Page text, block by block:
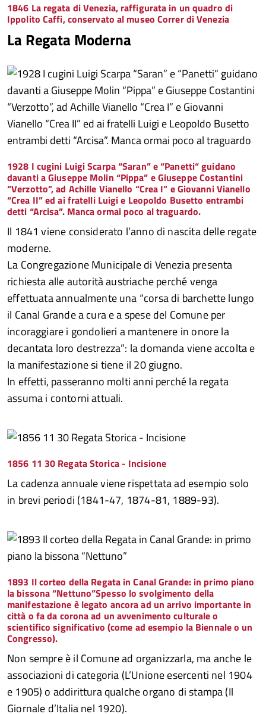
1846 La regata di Venezia, raffigurata in un quadro di
Ippolito Caffi, conservato al museo Correr di Venezia
La Regata Moderna
1928 I cugini Luigi Scarpa “Saran” e “Panetti“ guidano
davanti a Giuseppe Molin “Pippa” e Giuseppe Costantini
“Verzotto”, ad Achille Vianello “Crea I” e Giovanni Vianello
“Crea II” ed ai fratelli Luigi e Leopoldo Busetto entrambi
detti “Arcisa”. Manca ormai poco al traguardo.
Il 1841 viene considerato l’anno di nascita delle regate
moderne.
La Congregazione Municipale di Venezia presenta
richiesta alle autorità austriache perché venga
effettuata annualmente una “corsa di barchette lungo
il Canal Grande a cura e a spese del Comune per
incoraggiare i gondolieri a mantenere in onore la
decantata loro destrezza”: la domanda viene accolta e
la manifestazione si tiene il 20 giugno.
In effetti, passeranno molti anni perché la regata
assuma i contorni attuali.
1856 11 30 Regata Storica - Incisione
La cadenza annuale viene rispettata ad esempio solo
in brevi periodi (1841-47, 1874-81, 1889-93).
1893 Il corteo della Regata in Canal Grande: in primo piano
la bissona “Nettuno”Spesso lo svolgimento della
manifestazione è legato ancora ad un arrivo importante in
città o fa da corona ad un avvenimento culturale o
scientifico significativo (come ad esempio la Biennale o un
Congresso).
Non sempre è il Comune ad organizzarla, ma anche le
associazioni di categoria (L’Unione esercenti nel 1904
e 1905) o addirittura qualche organo di stampa (Il
Giornale d’Italia nel 1920).